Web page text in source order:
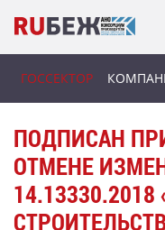
ГОССЕКТОР
ПОДПИСАН
ОТМЕНЕ